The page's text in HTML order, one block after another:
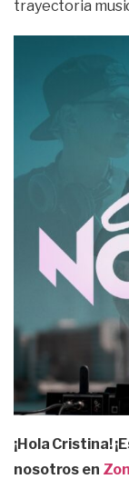
trayectoria
¡Hola Cristina!
nosotros en